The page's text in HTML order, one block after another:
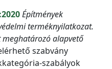
Építmények
terméknyilatkozat.
alapvető
szabvány
szabályok